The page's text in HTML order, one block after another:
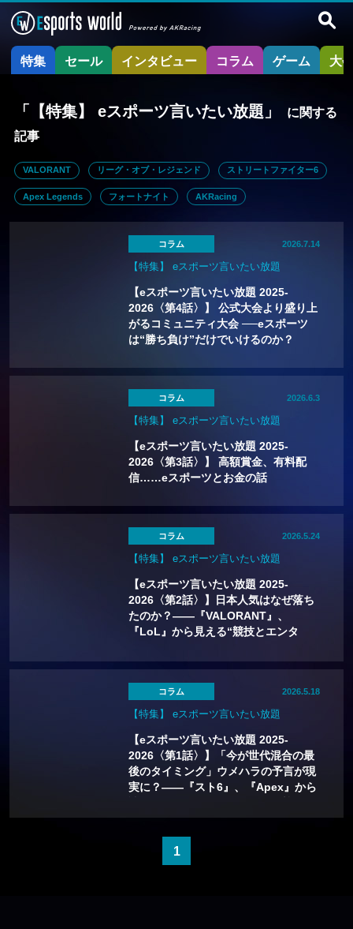
特集 セール インタビュー コラム ゲーム 大
「【特集】 eスポーツ言いたい放題」
に関する
記事
VALORANT リーグ・オブ・レジェンド ストリートファイター6
Apex Legends フォートナイト AKRacing
コラム 2026.7.14
【特集】 eスポーツ言いたい放題
【eスポーツ言いたい放題 2025-
2026〈第4話〉】 公式大会より盛り上
がるコミュニティ大会 ──eスポーツ
は“勝ち負け”だけでいけるのか？
コラム 2026.6.3
【特集】 eスポーツ言いたい放題
【eスポーツ言いたい放題 2025-
2026〈第3話〉】 高額賞金、有料配
信……eスポーツとお金の話
コラム 2026.5.24
【特集】 eスポーツ言いたい放題
【eスポーツ言いたい放題 2025-
2026〈第2話〉】日本人気はなぜ落ち
たのか？——『VALORANT』、
『LoL』から見える“競技とエンタ
コラム 2026.5.18
【特集】 eスポーツ言いたい放題
【eスポーツ言いたい放題 2025-
2026〈第1話〉】「今が世代混合の最
後のタイミング」ウメハラの予言が現
実に？——『スト6』、『Apex』から
望
1